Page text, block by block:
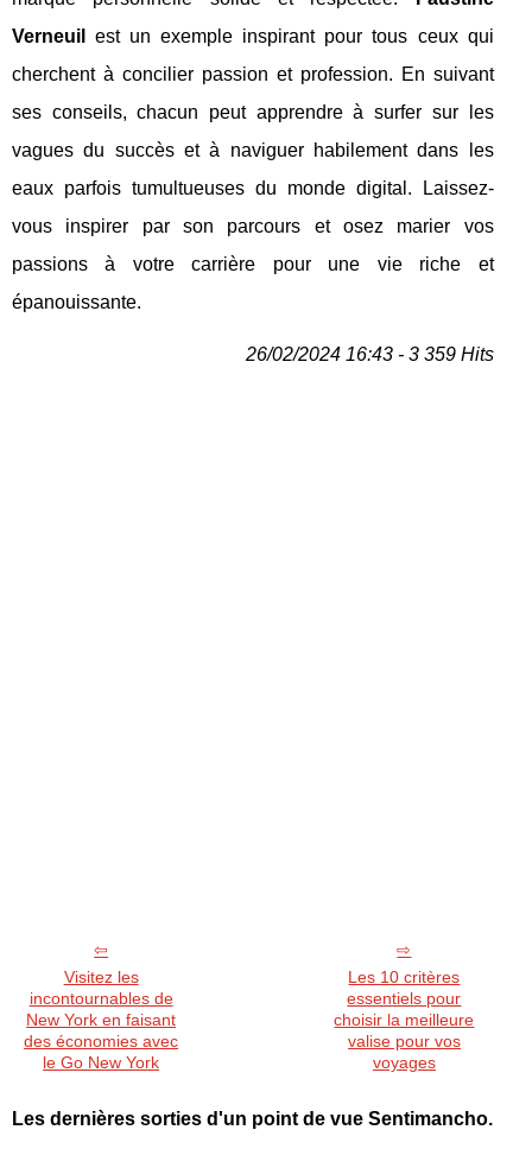
Verneuil
est un exemple inspirant pour tous ceux qui
cherchent à concilier passion et profession. En suivant
ses conseils, chacun peut apprendre à surfer sur les
vagues du succès et à naviguer habilement dans les
eaux parfois tumultueuses du monde digital. Laissez-
vous inspirer par son parcours et osez marier vos
passions à votre carrière pour une vie riche et
épanouissante.
26/02/2024 16:43 - 3 359 Hits
Visitez les
incontournables de
New York en faisant
des économies avec
le Go New York
Les 10 critères
essentiels pour
choisir la meilleure
valise pour vos
voyages
Les dernières sorties d'un point de vue Sentimancho.